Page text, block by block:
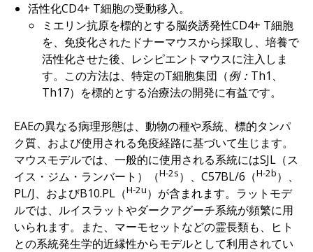
活性化CD4+ T細胞の受動移入。
ミエリン抗原を標的とする脳炎誘発性CD4+ T細胞
を、免疫化されたドナーマウスから採取し、培養で
活性化させた後、レシピエントマウスに注入しま
す。この方法は、特定のT細胞集団（例： Th1、
Th17）を標的とする治療法の開発に有益です。
EAEの異なる病理形態は、動物の種や系統、標的タンパ
ク質、および使用される免疫経路に基づいて生じます。
マウスモデルでは、一般的に使用される系統にはSJL（ス
イス・ジム・ランバート）（H-2s）、C57BL/6（H-2b）、
PL/J、およびB10.PL（H-2u）が含まれます。ラットモデ
ルでは、ルイスラットやダークアグーチ系統が頻繁に用
いられます。また、マーモセットなどの霊長類も、ヒト
との系統発生学的近縁性からモデルとして利用されてい